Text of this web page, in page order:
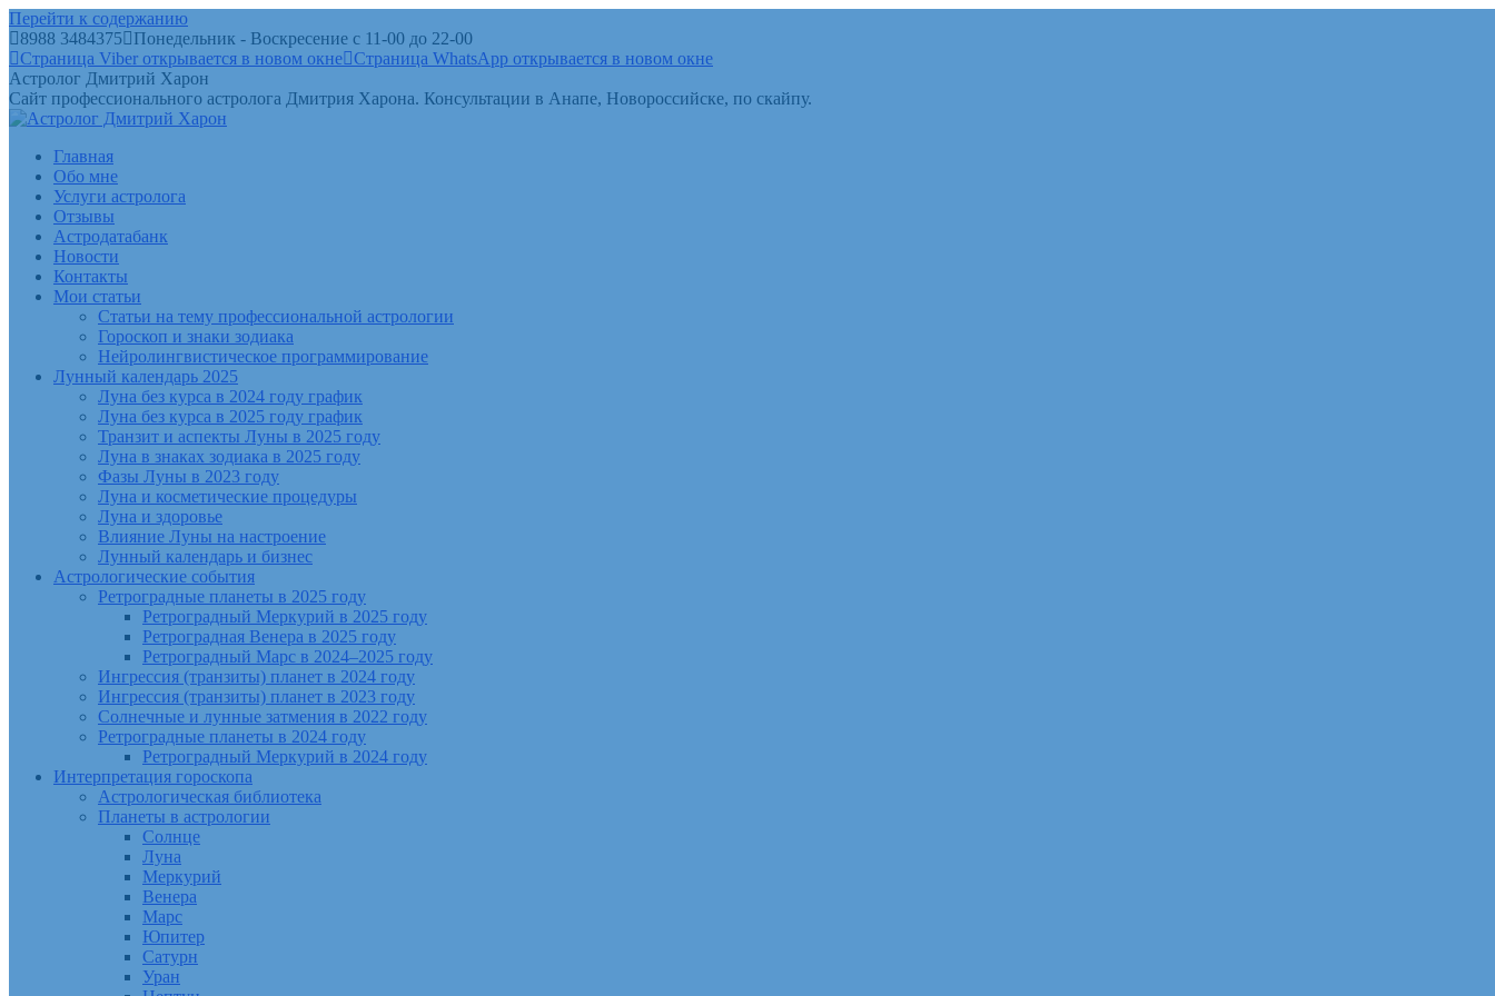
Перейти к содержанию
8988 3484375
Понедельник - Воскресение с 11-00 до 22-00
Страница Viber открывается в новом окне
Страница WhatsApp открывается в новом окне
Астролог Дмитрий Харон
Сайт профессионального астролога Дмитрия Харона. Консультации в Анапе, Новороссийске, по скайпу.
Главная
Обо мне
Услуги астролога
Отзывы
Астродатабанк
Новости
Контакты
Мои статьи
Статьи на тему профессиональной астрологии
Гороскоп и знаки зодиака
Нейролингвистическое программирование
Лунный календарь 2025
Луна без курса в 2024 году график
Луна без курса в 2025 году график
Транзит и аспекты Луны в 2025 году
Луна в знаках зодиака в 2025 году
Фазы Луны в 2023 году
Луна и косметические процедуры
Луна и здоровье
Влияние Луны на настроение
Лунный календарь и бизнес
Астрологические события
Ретроградные планеты в 2025 году
Ретроградный Меркурий в 2025 году
Ретроградная Венера в 2025 году
Ретроградный Марс в 2024–2025 году
Ингрессия (транзиты) планет в 2024 году
Ингрессия (транзиты) планет в 2023 году
Солнечные и лунные затмения в 2022 году
Ретроградные планеты в 2024 году
Ретроградный Меркурий в 2024 году
Интерпретация гороскопа
Астрологическая библиотека
Планеты в астрологии
Солнце
Луна
Меркурий
Венера
Марс
Юпитер
Сатурн
Уран